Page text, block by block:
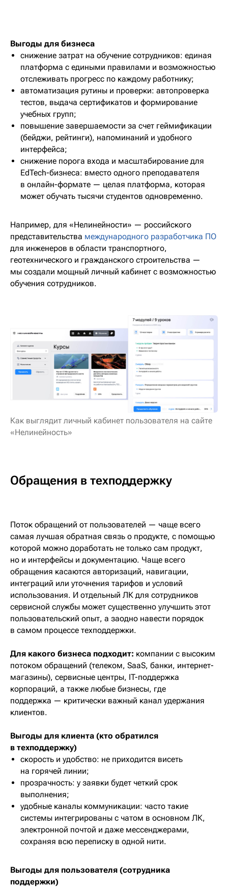
Выгоды для бизнеса
снижение затрат на обучение сотрудников: единая
платформа с едиными правилами и возможностью
отслеживать прогресс по каждому работнику;
автоматизация рутины и проверки: автопроверка
тестов, выдача сертификатов и формирование
учебных групп;
повышение завершаемости за счет геймификации
(бейджи, рейтинги), напоминаний и удобного
интерфейса;
снижение порога входа и масштабирование для
EdTech-бизнеса: вместо одного преподавателя
в онлайн-формате — целая платформа, которая
может обучать тысячи студентов одновременно.
Например, для «Нелинейности» — российского
представительства международного разработчика ПО
для инженеров в области транспортного,
геотехнического и гражданского строительства —
мы создали мощный личный кабинет с возможностью
обучения сотрудников.
Как выглядит личный кабинет пользователя на сайте
«Нелинейность»
Обращения в техподдержку
Поток обращений от пользователей — чаще всего
самая лучшая обратная связь о продукте, с помощью
которой можно доработать не только сам продукт,
но и интерфейсы и документацию. Чаще всего
обращения касаются авторизаций, навигации,
интеграций или уточнения тарифов и условий
использования. И отдельный ЛК для сотрудников
сервисной службы может существенно улучшить этот
пользовательский опыт, а заодно навести порядок
в самом процессе техподдержки.
Для какого бизнеса подходит: компании с высоким
потоком обращений (телеком, SaaS, банки, интернет-
магазины), сервисные центры, IT-поддержка
корпораций, а также любые бизнесы, где
поддержка — критически важный канал удержания
клиентов.
Выгоды для клиента (кто обратился
в техподдержку)
скорость и удобство: не приходится висеть
на горячей линии;
прозрачность: у заявки будет четкий срок
выполнения;
удобные каналы коммуникации: часто такие
системы интегрированы с чатом в основном ЛК,
электронной почтой и даже мессенджерами,
сохраняя всю переписку в одной нити.
Выгоды для пользователя (сотрудника
поддержки)